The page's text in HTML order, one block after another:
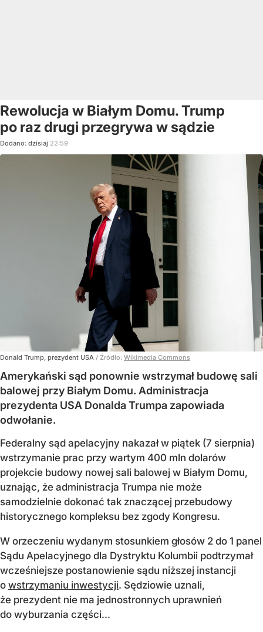
Rewolucja w Białym Domu. Trump
po raz drugi przegrywa w sądzie
Dodano: dzisiaj 22:59
Donald Trump, prezydent USA / Źródło: Wikimedia Commons
Amerykański sąd ponownie wstrzymał budowę sali
balowej przy Białym Domu. Administracja
prezydenta USA Donalda Trumpa zapowiada
odwołanie.
Federalny sąd apelacyjny nakazał w piątek (7 sierpnia)
wstrzymanie prac przy wartym 400 mln dolarów
projekcie budowy nowej sali balowej w Białym Domu,
uznając, że administracja Trumpa nie może
samodzielnie dokonać tak znaczącej przebudowy
historycznego kompleksu bez zgody Kongresu.
W orzeczeniu wydanym stosunkiem głosów 2 do 1 panel
Sądu Apelacyjnego dla Dystryktu Kolumbii podtrzymał
wcześniejsze postanowienie sądu niższej instancji
o wstrzymaniu inwestycji. Sędziowie uznali,
że prezydent nie ma jednostronnych uprawnień
do wyburzania części...